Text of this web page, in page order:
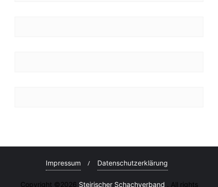
Impressum Datenschutzerklärung
Copyright ©2026 Steirischer Schachverband . All rights